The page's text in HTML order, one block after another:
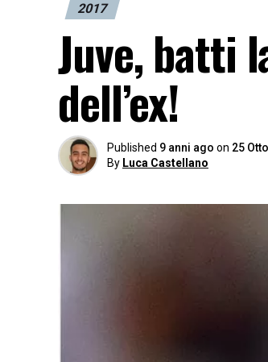
2017
Juve, batti
dell’ex!
Published 9 anni ago on 25
By Luca Castellano